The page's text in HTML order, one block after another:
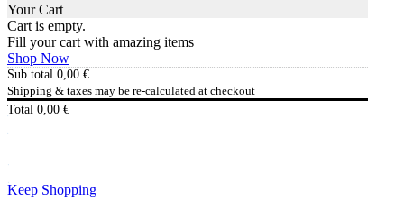
Your Cart
Cart is empty.
Fill your cart with amazing items
Shop Now
Sub total 0,00 €
Shipping & taxes may be re-calculated at checkout
Total 0,00 €
Keep Shopping